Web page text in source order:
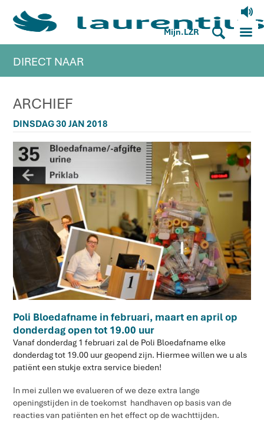
V
Mijn.LZR S M
DIRECT NAAR
ARCHIEF
DINSDAG 30 JAN 2018
Poli Bloedafname in februari, maart en april op
donderdag open tot 19.00 uur
Vanaf donderdag 1 februari zal de Poli Bloedafname elke
donderdag tot 19.00 uur geopend zijn. Hiermee willen we u als
patiënt een stukje extra service bieden!
In mei zullen we evalueren of we deze extra lange
openingstijden in de toekomst handhaven op basis van de
reacties van patiënten en het effect op de wachttijden.